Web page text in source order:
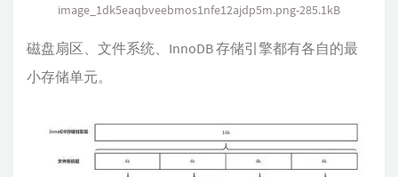
image_1dk5eaqbveebmos1nfe12ajdp5m.png-285.1kB
磁盘扇区、文件系统、InnoDB 存储引擎都有各自的最
小存储单元。